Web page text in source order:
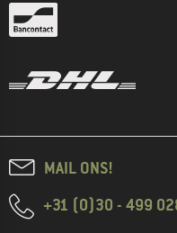
MAIL ONS!
+31 (0)30 - 499